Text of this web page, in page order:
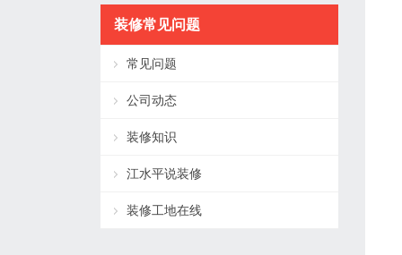
装修常见问题
常见问题
公司动态
装修知识
江水平说装修
装修工地在线